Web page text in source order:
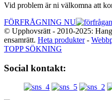
Vid problem är ni välkomna att
FÖRFRÅGNING NU
© Upphovsrätt - 2010-2025:
ensamrätt. Heta produkter-
TOPP SÖKNING
Social kontakt: